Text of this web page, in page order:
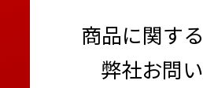
商品に関す
弊社お問